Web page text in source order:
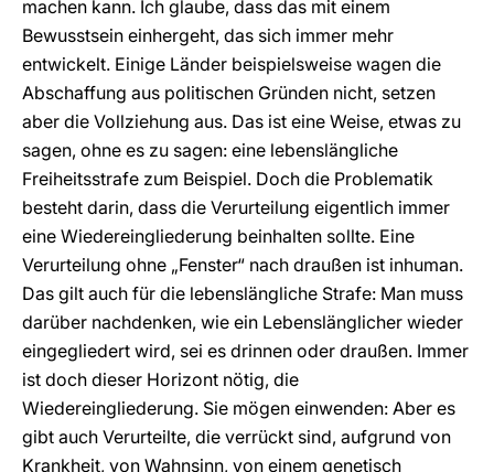
machen kann. Ich glaube, dass das mit einem
Bewusstsein einhergeht, das sich immer mehr
entwickelt. Einige Länder beispielsweise wagen die
Abschaffung aus politischen Gründen nicht, setzen
aber die Vollziehung aus. Das ist eine Weise, etwas zu
sagen, ohne es zu sagen: eine lebenslängliche
Freiheitsstrafe zum Beispiel. Doch die Problematik
besteht darin, dass die Verurteilung eigentlich immer
eine Wiedereingliederung beinhalten sollte. Eine
Verurteilung ohne „Fenster“ nach draußen ist inhuman.
Das gilt auch für die lebenslängliche Strafe: Man muss
darüber nachdenken, wie ein Lebenslänglicher wieder
eingegliedert wird, sei es drinnen oder draußen. Immer
ist doch dieser Horizont nötig, die
Wiedereingliederung. Sie mögen einwenden: Aber es
gibt auch Verurteilte, die verrückt sind, aufgrund von
Krankheit, von Wahnsinn, von einem genetisch